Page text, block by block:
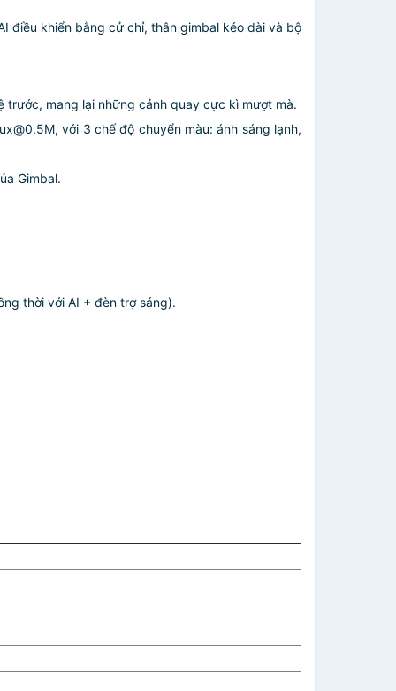
điều khiển bằng cử chỉ, thân gimbal kéo dài và bộ
trước, mang lại những cảnh quay cực kì mượt mà.
với 3 chế độ chuyển màu: ánh sáng lạnh,
Gimbal.
thời với AI + đèn trợ sáng).